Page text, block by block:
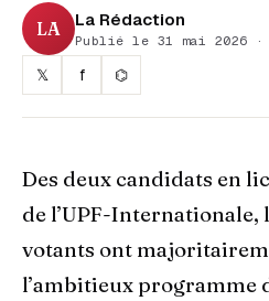
LA La Rédaction
Publié le 31 mai 2026
𝕏 f ⌬
Des deux candidats en
de l’UPF-Internationale,
votants ont
l’ambitieux programme